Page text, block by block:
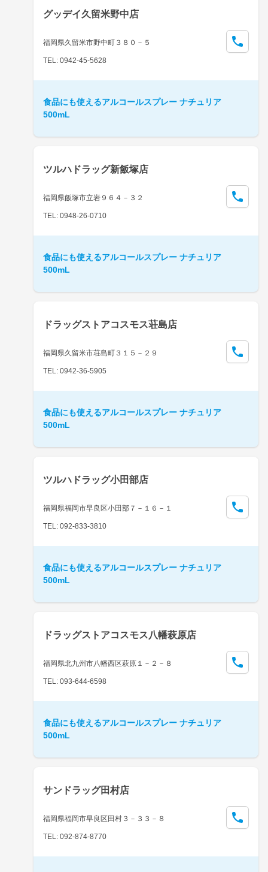
グッデイ久留米野中店
福岡県久留米市野中町３８０－５
TEL: 0942-45-5628
食品にも使えるアルコールスプレー ナチュリア
500mL
ツルハドラッグ新飯塚店
福岡県飯塚市立岩９６４－３２
TEL: 0948-26-0710
食品にも使えるアルコールスプレー ナチュリア
500mL
ドラッグストアコスモス荘島店
福岡県久留米市荘島町３１５－２９
TEL: 0942-36-5905
食品にも使えるアルコールスプレー ナチュリア
500mL
ツルハドラッグ小田部店
福岡県福岡市早良区小田部７－１６－１
TEL: 092-833-3810
食品にも使えるアルコールスプレー ナチュリア
500mL
ドラッグストアコスモス八幡萩原店
福岡県北九州市八幡西区萩原１－２－８
TEL: 093-644-6598
食品にも使えるアルコールスプレー ナチュリア
500mL
サンドラッグ田村店
福岡県福岡市早良区田村３－３３－８
TEL: 092-874-8770